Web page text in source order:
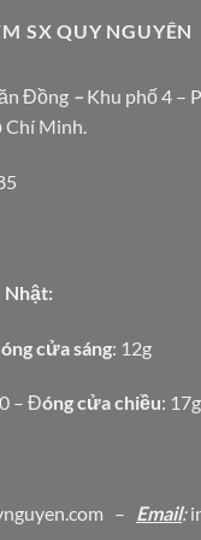
SX QUY NGUYÊN
Đồng – Khu phố 4 –
Chí Minh.
Nhật:
óng cửa sáng: 12g
– Đóng cửa chiều: 17g
– Email: